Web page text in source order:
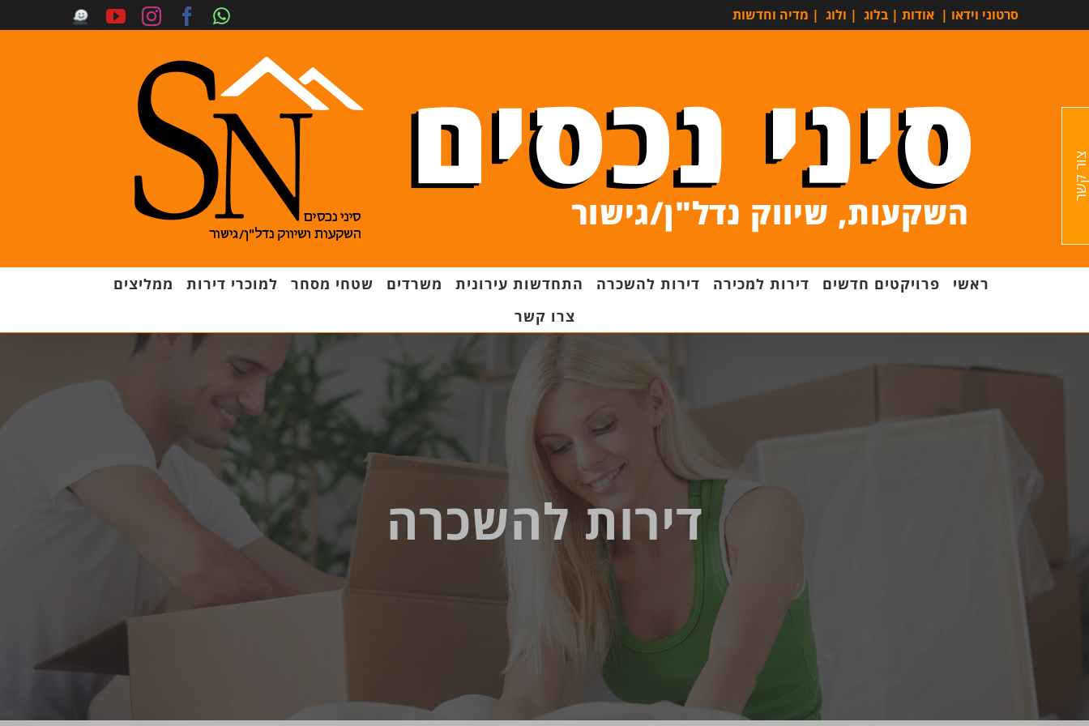
סרטוני וידאו | אודות | בלוג | ולוג | מדיה וחדשות
ראשי פרויקטים חדשים דירות למכירה דירות להשכרה התחדשות עירונית משרדים שטחי מסחר למוכרי דירות
ממליצים
צרו קשר
דירות להשכרה
צור קשר